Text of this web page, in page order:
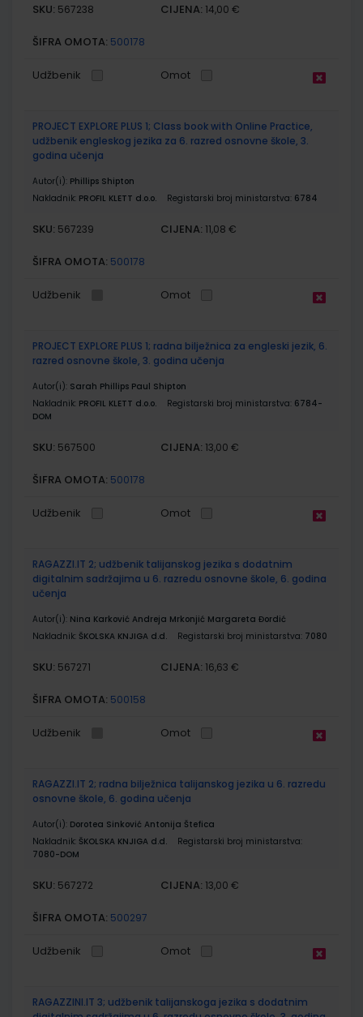
SKU: 567238 CIJENA: 14,00 €
ŠIFRA OMOTA: 500178
Udžbenik Omot
PROJECT EXPLORE PLUS 1; Class book with Online Practice,
udžbenik engleskog jezika za 6. razred osnovne škole, 3.
godina učenja
Autor(i): Phillips Shipton
Nakladnik: PROFIL KLETT d.o.o. Registarski broj ministarstva: 6784
SKU: 567239 CIJENA: 11,08 €
ŠIFRA OMOTA: 500178
Udžbenik Omot
PROJECT EXPLORE PLUS 1; radna bilježnica za engleski jezik, 6.
razred osnovne škole, 3. godina učenja
Autor(i): Sarah Phillips Paul Shipton
Nakladnik: PROFIL KLETT d.o.o. Registarski broj ministarstva: 6784-
DOM
SKU: 567500 CIJENA: 13,00 €
ŠIFRA OMOTA: 500178
Udžbenik Omot
RAGAZZI.IT 2; udžbenik talijanskog jezika s dodatnim
digitalnim sadržajima u 6. razredu osnovne škole, 6. godina
učenja
Autor(i): Nina Karković Andreja Mrkonjić Margareta Đordić
Nakladnik: ŠKOLSKA KNJIGA d.d. Registarski broj ministarstva: 7080
SKU: 567271 CIJENA: 16,63 €
ŠIFRA OMOTA: 500158
Udžbenik Omot
RAGAZZI.IT 2; radna bilježnica talijanskog jezika u 6. razredu
osnovne škole, 6. godina učenja
Autor(i): Dorotea Sinković Antonija Štefica
Nakladnik: ŠKOLSKA KNJIGA d.d.
Registarski broj ministarstva:
7080-DOM
SKU: 567272 CIJENA: 13,00 €
ŠIFRA OMOTA: 500297
Udžbenik Omot
RAGAZZINI.IT 3; udžbenik talijanskoga jezika s dodatnim